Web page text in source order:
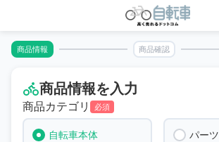
商品情報 商品確認
商品情報を入力
商品カテゴリ 必須
自転車本体 パーツ